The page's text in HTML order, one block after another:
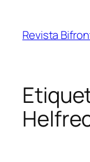
contenido
Revista